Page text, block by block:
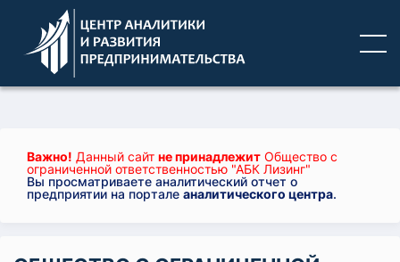
Важно! Данный сайт не принадлежит Общество с
ограниченной ответственностью "АБК Лизинг"
Вы просматриваете аналитический отчет о
предприятии на портале аналитического центра.